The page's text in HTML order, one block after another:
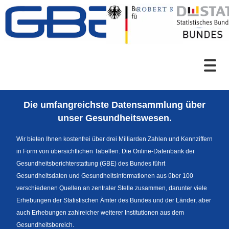
Zum Inhalt
Sprachumschaltung
News
Die umfangreichste Datensammlung über
unser Gesundheitswesen.
Wir bieten Ihnen kostenfrei über drei Milliarden Zahlen und Kennziffern
in Form von übersichtlichen Tabellen. Die Online-Datenbank der
Gesundheitsberichterstattung (GBE) des Bundes führt
Gesundheitsdaten und Gesundheitsinformationen aus über 100
verschiedenen Quellen an zentraler Stelle zusammen, darunter viele
Erhebungen der Statistischen Ämter des Bundes und der Länder, aber
auch Erhebungen zahlreicher weiterer Institutionen aus dem
Gesundheitsbereich.